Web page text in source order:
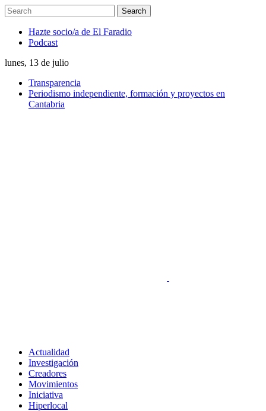
Hazte socio/a de El Faradio
Podcast
lunes, 13 de julio
Transparencia
Periodismo independiente, formación y proyectos en
Cantabria
Actualidad
Investigación
Creadores
Movimientos
Iniciativa
Hiperlocal